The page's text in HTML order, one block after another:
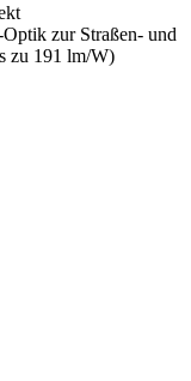
zur Straßen- und
zu 191 lm/W)